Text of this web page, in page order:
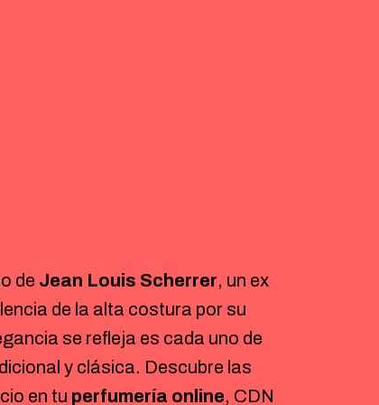
de Jean Louis Scherrer, un ex
de la alta costura por su
se refleja es cada uno de
y clásica. Descubre las
en tu perfumería online, CDN